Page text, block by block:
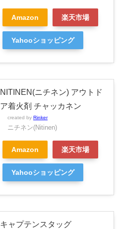
Amazon 楽天市場
Yahooショッピング
NITINEN(ニチネン) アウトド
ア着火剤 チャッカネン
created by Rinker
ニチネン(Nitinen)
Amazon 楽天市場
Yahooショッピング
キャプテンスタッグ